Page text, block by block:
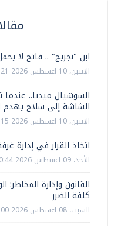
ابن "نجريج" .. فاتح لا
الإثنين، 10 اغسطس 2026 12:21 م
السوشيال ميديا.. عندما
الشاشة إلى سلاح يهدم
الإثنين، 10 اغسطس 2026 10:15 ص
اتخاذ القرار في إدارة
الأحد، 09 اغسطس 2026 10:44 ص
القانون وإدارة المخاطر:
كلفة الضرر
السبت، 08 اغسطس 2026 10:00 ص